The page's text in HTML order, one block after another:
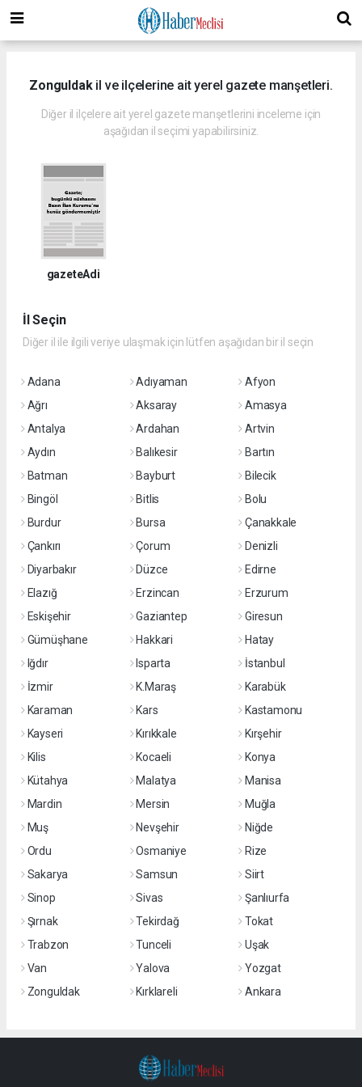
Zonguldakil ve ilçelerine ait yerel gazete manşetleri.
Diğer il ilçelere ait yerel gazete manşetlerini inceleme için
aşağıdan il seçimi yapabilirsiniz.
gazeteAdi
İl Seçin
Diğer il ile ilgili veriye ulaşmak için lütfen aşağıdan bir il seçin
Adana Adıyaman
Afyon
Ağrı
Aksaray
Amasya
Antalya
Ardahan
Artvin
Aydın
Balıkesir
Bartın
Batman
Bayburt
Bilecik
Bingöl
Bitlis
Bolu
Burdur
Bursa
Çanakkale
Çankırı
Çorum
Denizli
Diyarbakır
Düzce
Edirne
Elazığ
Erzincan
Erzurum
Eskişehir
Gaziantep
Giresun
Gümüşhane
Hakkari
Hatay
Iğdır
Isparta
İstanbul
İzmir
K.Maraş
Karabük
Karaman
Kars
Kastamonu
Kayseri
Kırıkkale
Kırşehir
Kilis
Kocaeli
Konya
Kütahya
Malatya
Manisa
Mardin
Mersin
Muğla
Muş
Nevşehir
Niğde
Ordu
Osmaniye
Rize
Sakarya
Samsun
Siirt
Sinop
Sivas
Şanlıurfa
Şırnak
Tekirdağ
Tokat
Trabzon
Tunceli
Uşak
Van
Yalova
Yozgat
Zonguldak
Kırklareli Ankara